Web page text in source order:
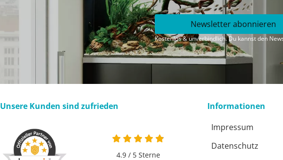
Newsletter abonnieren
Kostenlos & unverbindlich. Du kannst den
Unsere Kunden sind zufrieden
4.9 / 5Sterne
Informationen
Impressum
Datenschutz